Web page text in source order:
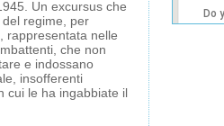
Un excursus che
regime, per
rappresentata nelle
che non
e indossano
insofferenti
cui le ha ingabbiate il
Do